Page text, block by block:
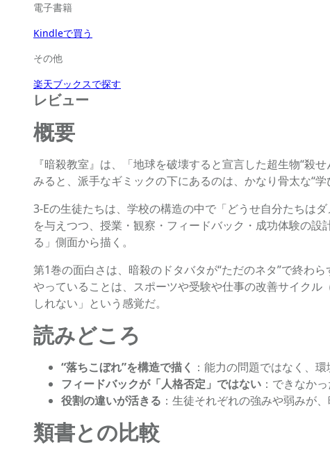
電子書籍
Kindleで買う
その他
楽天ブックスで探す
レビュー
概要
『暗殺教室』は、「地球を破壊すると宣言した超生物“殺
みると、派手なギミックの下にあるのは、かなり骨太な“学
3-Eの生徒たちは、学校の構造の中で「どうせ自分たちは
を与えつつ、授業・観察・フィードバック・成功体験の
る」側面から描く。
第1巻の面白さは、暗殺のドタバタが“ただのネタ”で終わ
やっていることは、スポーツや受験や仕事の改善サイク
しれない」という感覚だ。
読みどころ
“落ちこぼれ”を構造で描く ：能力の問題ではなく、
フィードバックが「人格否定」ではない ：できなか
役割の違いが活きる ：生徒それぞれの強みや弱みが
類書との比較